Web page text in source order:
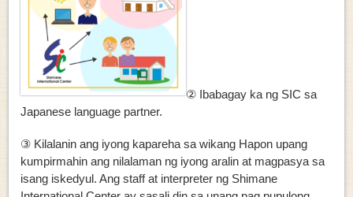
② Ibabagay ka ng SIC sa
Japanese language partner.
③ Kilalanin ang iyong kapareha sa wikang Hapon upang
kumpirmahin ang nilalaman ng iyong aralin at magpasya sa
isang iskedyul. Ang staff at interpreter ng Shimane